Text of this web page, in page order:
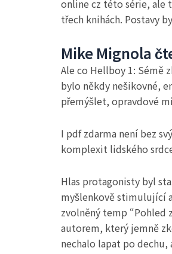
online cz této série, ale
třech knihách. Postavy
Mike Mignola
Ale co Hellboy 1:
bylo někdy nešikovné,
přemýšlet, opravdové
I pdf zdarma není bez
komplexit lidského
Hlas protagonisty byl
myšlenkově stimulující
zvolněný temp “Pohled
autorem, který jemně
nechalo lapat po